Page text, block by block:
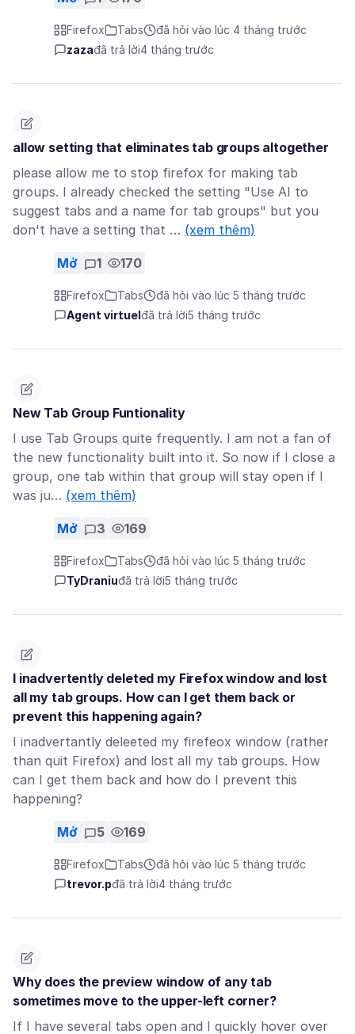
Firefox Tabs
đã hỏi vào lúc 4 tháng trước
zazađã trả lời4 tháng trước
allow setting that eliminates tab groups altogether
please allow me to stop firefox for making tab
groups. I already checked the setting "Use AI to
suggest tabs and a name for tab groups" but you
don't have a setting that … (xem thêm)
Mở 1 170
Firefox Tabs
đã hỏi vào lúc 5 tháng trước
Agent virtuel đã trả lời5 tháng trước
New Tab Group Funtionality
I use Tab Groups quite frequently. I am not a fan of
the new functionality built into it. So now if I close a
group, one tab within that group will stay open if I
was ju… (xem thêm)
Mở 3 169
Firefox Tabs
đã hỏi vào lúc 5 tháng trước
TyDraniuđã trả lời5 tháng trước
I inadvertently deleted my Firefox window and lost
all my tab groups. How can I get them back or
prevent this happening again?
I inadvertantly deleeted my firefeox window (rather
than quit Firefox) and lost all my tab groups. How
can I get them back and how do I prevent this
happening?
Mở 5 169
Firefox Tabs
đã hỏi vào lúc 5 tháng trước
trevor.pđã trả lời4 tháng trước
Why does the preview window of any tab
sometimes move to the upper-left corner?
If I have several tabs open and I quickly hover over